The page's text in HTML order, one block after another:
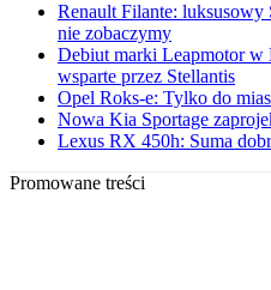
Renault Filante:
nie zobaczymy
Debiut marki Leapmotor w
wsparte przez Stellantis
Opel Roks-e: Tylko do
Nowa Kia Sportage
Lexus RX 450h: Suma
Promowane treści